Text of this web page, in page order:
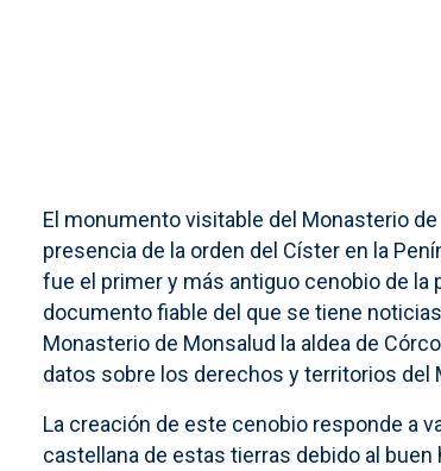
El monumento visitable del Monasterio
presencia de la orden del Císter en la
fue el primer y más antiguo cenobio de la
documento fiable del que se tiene
Monasterio de Monsalud la aldea de
datos sobre los derechos y territorios del
La creación de este cenobio responde a
castellana de estas tierras debido al